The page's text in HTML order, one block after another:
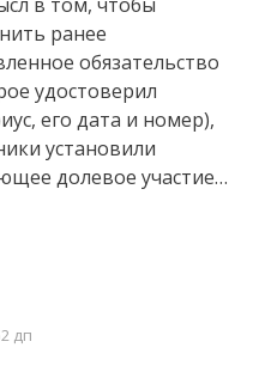
ранее
обязательство
удостоверил
его дата и номер),
установили
долевое участие…
дп